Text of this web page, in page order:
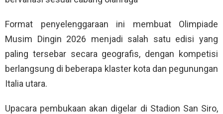
Format penyelenggaraan ini membuat Olimpiade
Musim Dingin 2026 menjadi salah satu edisi yang
paling tersebar secara geografis, dengan kompetisi
berlangsung di beberapa klaster kota dan pegunungan
Italia utara.
Upacara pembukaan akan digelar di Stadion San Siro,